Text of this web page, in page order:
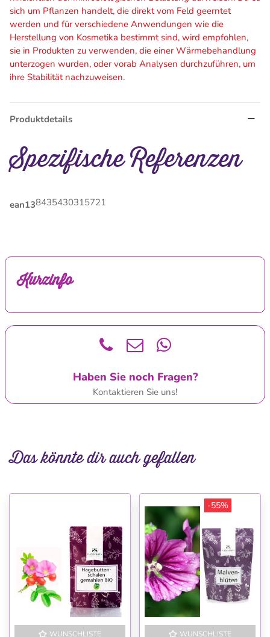
sich um Pflanzen handelt, die direkt vom Feld geerntet
werden und für verschiedene Anwendungen wie die
Herstellung von Kosmetika bestimmt sind, wird empfohlen,
sie in Produkten zu verwenden, die einer Wärmebehandlung
unterzogen wurden, oder vorab Analysen durchzuführen, um
ihre Stabilität nachzuweisen.
Produktdetails
Spezifische Referenzen
ean138435430315721
Kurzinfo
Haben Sie noch Fragen?
Kontaktieren Sie uns!
Das könnte dir auch gefallen
WUNSCHLISTE
-55%
WUNSCHLISTE